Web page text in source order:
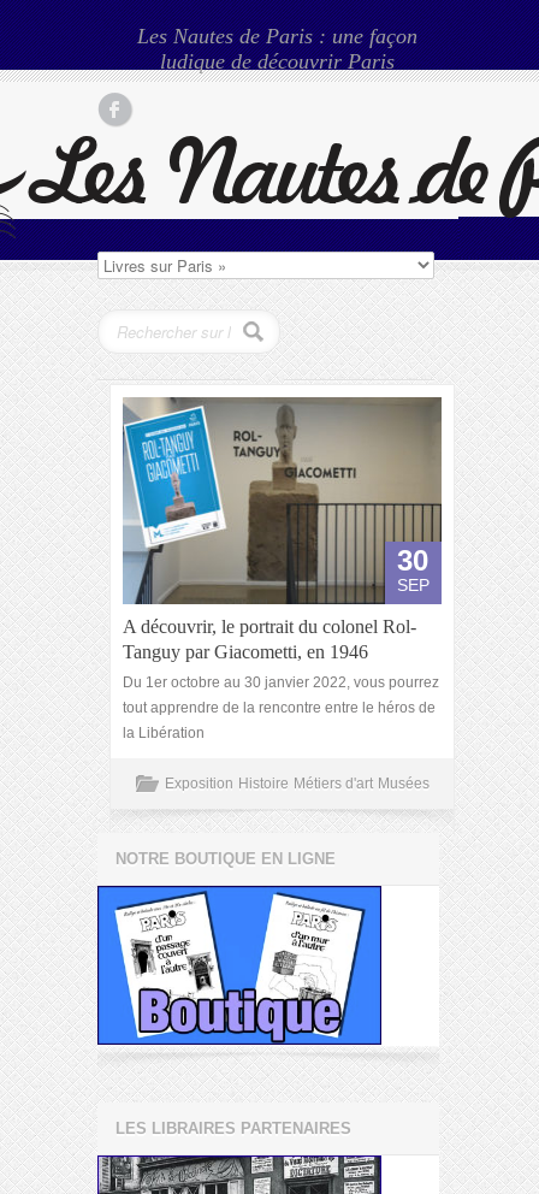
Les Nautes de Paris : une façon
ludique de découvrir Paris
30
SEP
A découvrir, le portrait du colonel Rol-
Tanguy par Giacometti, en 1946
Du 1er octobre au 30 janvier 2022, vous pourrez
tout apprendre de la rencontre entre le héros de
la Libération
Exposition Histoire Métiers d'art Musées
NOTRE BOUTIQUE EN LIGNE
LES LIBRAIRES PARTENAIRES